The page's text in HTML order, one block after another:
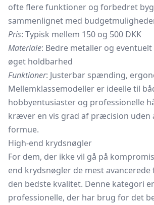
ofte flere funktioner og forbedret
sammenlignet med
Pris: Typisk mellem 150 og 500 DKK
Materiale: Bedre metaller og
øget holdbarhed
Funktioner: Justerbar spænding,
Mellemklassemodeller er ideelle til
hobbyentusiaster og professionelle
kræver en vis grad af præcision uden
formue.
High-end krydsnøgler
For dem, der ikke vil gå på
end krydsnøgler de mest
den bedste kvalitet. Denne kategori
professionelle, der har brug for det